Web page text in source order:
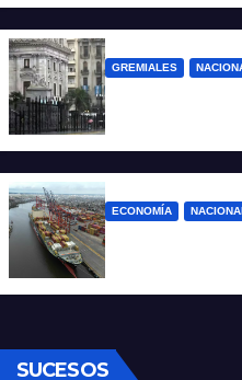
en España
GREMIALES
cortes y
ECONOMÍA
desregulación
SUCESOS